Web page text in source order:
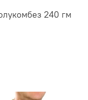
240 гм